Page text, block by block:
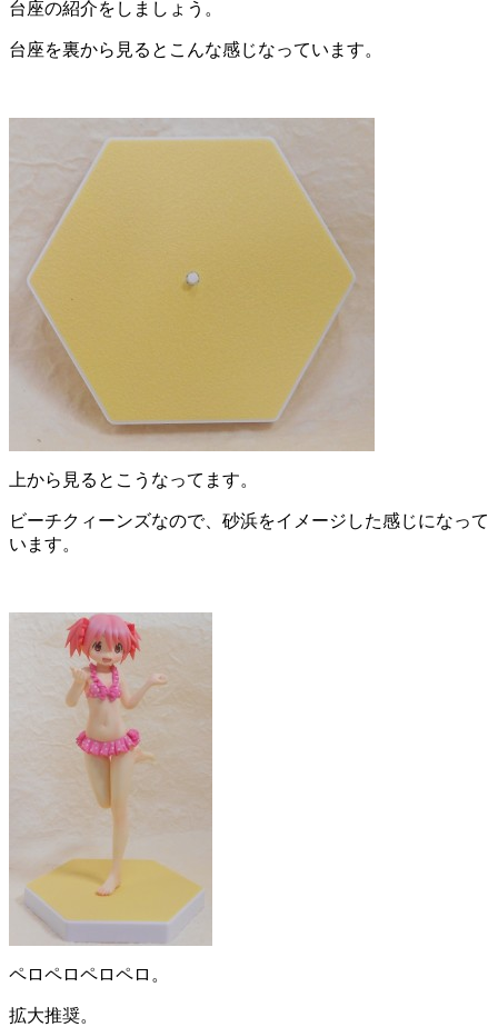
台座の紹介をしましょう。
台座を裏から見るとこんな感じなっています。
上から見るとこうなってます。
ビーチクィーンズなので、砂浜をイメージした感じになって
います。
ペロペロペロペロ。
拡大推奨。